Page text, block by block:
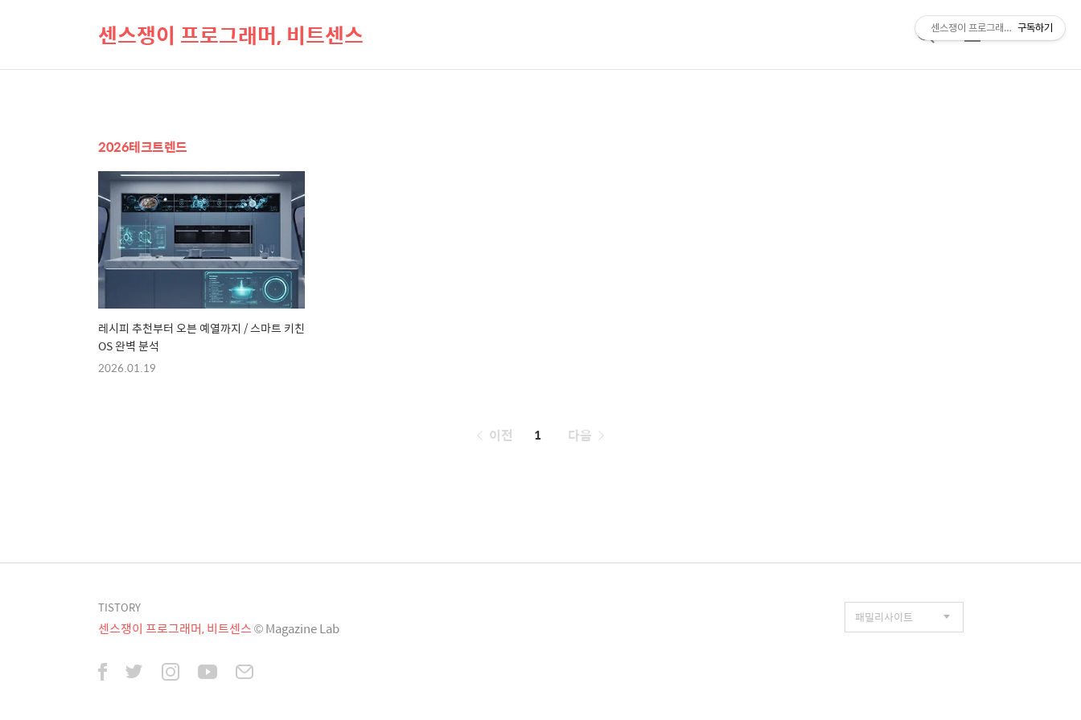
센스쟁이 프로그래머, 비트센스
검
메
2026테크트렌드
레시피 추천부터 오븐 예열까지 / 스마트 키친
OS 완벽 분석
2026.01.19
페
이전 1 다음
TISTORY
센스쟁이 프로그래머, 비트센스© Magazine Lab
센스쟁이 프로그래머, 비트센스
구독하기